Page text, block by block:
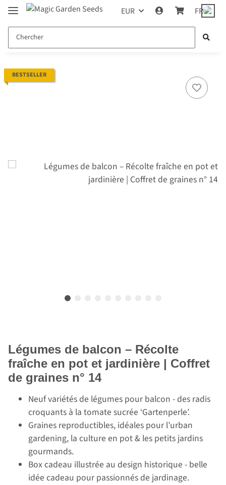
EUR FR
BESTSELLER
Légumes de balcon – Récolte
fraîche en pot et jardinière | Coffret
de graines n° 14
Neuf variétés de légumes pour balcon - des radis
croquants à la tomate sucrée ‘Gartenperle’.
Graines reproductibles, idéales pour l’urban
gardening, la culture en pot & les petits jardins
gourmands.
Box cadeau illustrée au design historique - belle
idée cadeau pour passionnés de jardinage.